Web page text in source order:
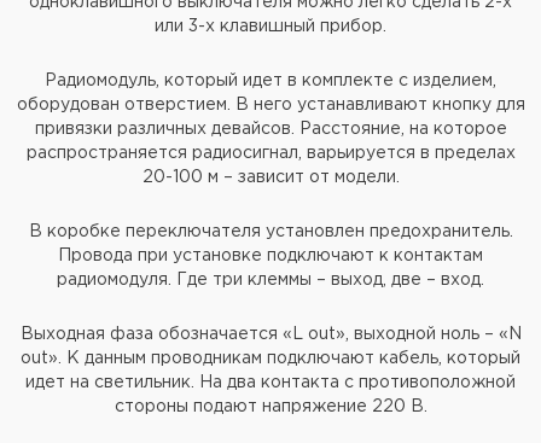
или 3-х клавишный прибор.
Радиомодуль, который идет в комплекте с изделием,
оборудован отверстием. В него устанавливают кнопку для
привязки различных девайсов. Расстояние, на которое
распространяется радиосигнал, варьируется в пределах
20-100 м – зависит от модели.
В коробке переключателя установлен предохранитель.
Провода при установке подключают к контактам
радиомодуля. Где три клеммы – выход, две – вход.
Выходная фаза обозначается «L out», выходной ноль – «N
out». К данным проводникам подключают кабель, который
идет на светильник. На два контакта с противоположной
стороны подают напряжение 220 В.